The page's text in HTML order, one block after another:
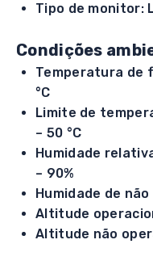
Tipo de monitor:
Condições
Temperatura de
°C
Limite de
– 50 °C
Humidade
– 90%
Humidade de
Altitude
Altitude não